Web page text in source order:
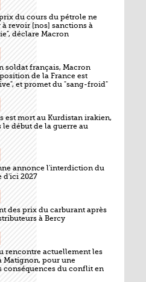
du cours du pétrole ne
revoir [nos] sanctions à
déclare Macron
soldat français, Macron
de la France est
et promet du "sang-froid"
est mort au Kurdistan irakien,
début de la guerre au
annonce l'interdiction du
d'ici 2027
des prix du carburant après
à Bercy
rencontre actuellement les
Matignon, pour une
conséquences du conflit en